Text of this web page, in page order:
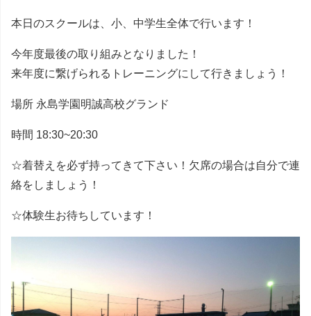
本日のスクールは、小、中学生全体で行います！
今年度最後の取り組みとなりました！
来年度に繋げられるトレーニングにして行きましょう！
場所 永島学園明誠高校グランド
時間 18:30~20:30
☆着替えを必ず持ってきて下さい！欠席の場合は自分で連
絡をしましょう！
☆体験生お待ちしています！